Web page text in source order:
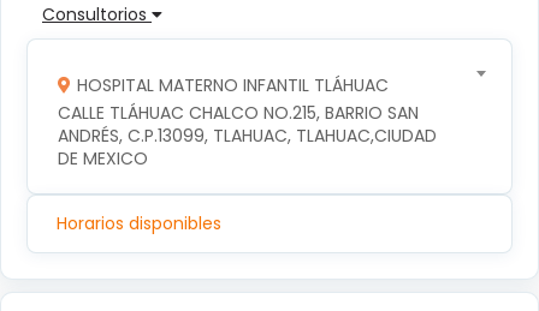
Consultorios
HOSPITAL MATERNO INFANTIL TLÁHUAC
CALLE TLÁHUAC CHALCO NO.215, BARRIO SAN
ANDRÉS, C.P.13099, TLAHUAC, TLAHUAC,CIUDAD
DE MEXICO
Horarios disponibles